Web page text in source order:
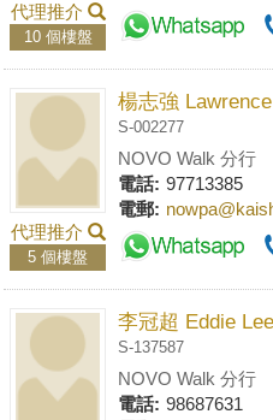
代理推介
10 個樓盤
代理推介
5 個樓盤
楊志強
S-002277
NOVO Walk 分行
電話: 97713385
電郵:
李冠超 Eddie Lee
S-137587
NOVO Walk 分行
電話: 98687631